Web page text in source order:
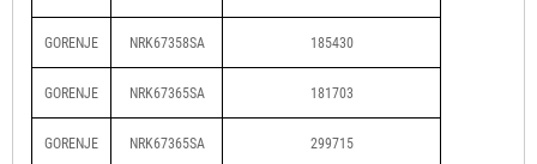
GORENJE NRK67358SA 185430
GORENJE NRK67365SA 181703
GORENJE NRK67365SA 299715